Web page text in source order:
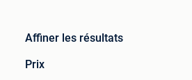
Affiner les résultats
Prix